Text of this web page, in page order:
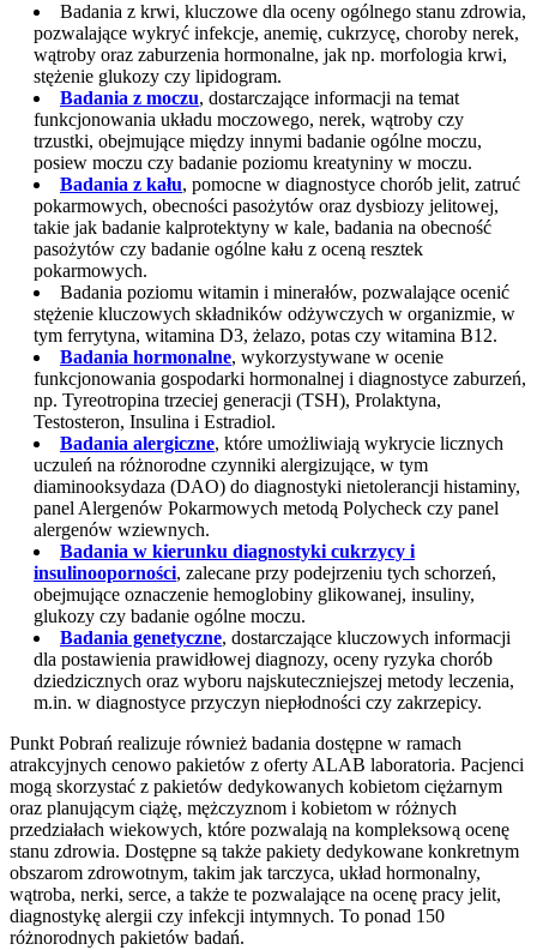
Badania z krwi, kluczowe dla oceny ogólnego stanu zdrowia,
pozwalające wykryć infekcje, anemię, cukrzycę, choroby nerek,
wątroby oraz zaburzenia hormonalne, jak np. morfologia krwi,
stężenie glukozy czy lipidogram.
Badania z moczu, dostarczające informacji na temat
funkcjonowania układu moczowego, nerek, wątroby czy
trzustki, obejmujące między innymi badanie ogólne moczu,
posiew moczu czy badanie poziomu kreatyniny w moczu.
Badania z kału, pomocne w diagnostyce chorób jelit, zatruć
pokarmowych, obecności pasożytów oraz dysbiozy jelitowej,
takie jak badanie kalprotektyny w kale, badania na obecność
pasożytów czy badanie ogólne kału z oceną resztek
pokarmowych.
Badania poziomu witamin i minerałów, pozwalające ocenić
stężenie kluczowych składników odżywczych w organizmie, w
tym ferrytyna, witamina D3, żelazo, potas czy witamina B12.
Badania hormonalne, wykorzystywane w ocenie
funkcjonowania gospodarki hormonalnej i diagnostyce zaburzeń,
np. Tyreotropina trzeciej generacji (TSH), Prolaktyna,
Testosteron, Insulina i Estradiol.
Badania alergiczne, które umożliwiają wykrycie licznych
uczuleń na różnorodne czynniki alergizujące, w tym
diaminooksydaza (DAO) do diagnostyki nietolerancji histaminy,
panel Alergenów Pokarmowych metodą Polycheck czy panel
alergenów wziewnych.
Badania w kierunku diagnostyki cukrzycy i
insulinooporności, zalecane przy podejrzeniu tych schorzeń,
obejmujące oznaczenie hemoglobiny glikowanej, insuliny,
glukozy czy badanie ogólne moczu.
Badania genetyczne, dostarczające kluczowych informacji
dla postawienia prawidłowej diagnozy, oceny ryzyka chorób
dziedzicznych oraz wyboru najskuteczniejszej metody leczenia,
m.in. w diagnostyce przyczyn niepłodności czy zakrzepicy.
Punkt Pobrań realizuje również badania dostępne w ramach
atrakcyjnych cenowo pakietów z oferty ALAB laboratoria. Pacjenci
mogą skorzystać z pakietów dedykowanych kobietom ciężarnym
oraz planującym ciążę, mężczyznom i kobietom w różnych
przedziałach wiekowych, które pozwalają na kompleksową ocenę
stanu zdrowia. Dostępne są także pakiety dedykowane konkretnym
obszarom zdrowotnym, takim jak tarczyca, układ hormonalny,
wątroba, nerki, serce, a także te pozwalające na ocenę pracy jelit,
diagnostykę alergii czy infekcji intymnych. To ponad 150
różnorodnych pakietów badań.